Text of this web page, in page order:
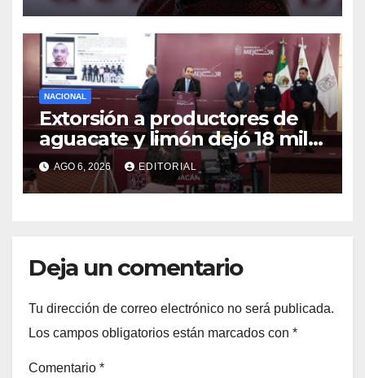
NACIONAL
Extorsión a productores de
aguacate y limón dejó 18 mil
mdp a red del caso Carlos
Manzo
AGO 6, 2026 EDITORIAL
Deja un comentario
Tu dirección de correo electrónico no será publicada.
Los campos obligatorios están marcados con *
Comentario *